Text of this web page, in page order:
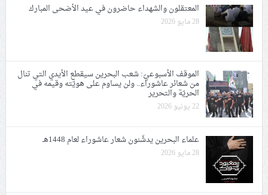
المعتقلون والشهداء حاضرون في عيد الأضحى المبارك
28 مايو 2026
الموقف الأسبوعيّ: شعب البحرين سيقطع الأيدي التي تنال
من شعائر عاشوراء.. ولن يساوم على هويّته وقيمه في
الحريّة والتحرير
22 يونيو 2026
علماء البحرين يدشّنون شعار عاشوراء لعام 1448هـ
28 مايو 2026